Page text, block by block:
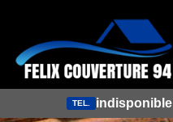
TEL. indisponible